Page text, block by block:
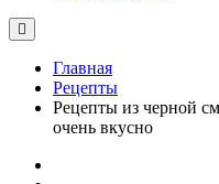
Главная
Рецепты
Рецепты из черной
очень вкусно